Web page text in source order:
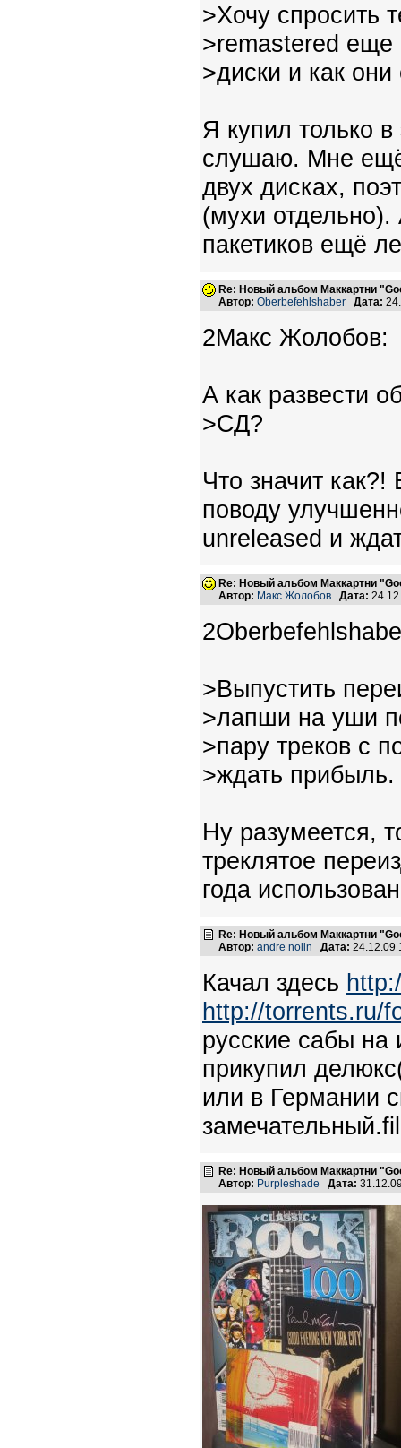
>Хочу спросить
>remastered еще
>диски и как
Я купил только
слушаю. Мне ещё
двух дисках,
(мухи отдельно).
пакетиков ещё
Re: Новый альбом Маккартни
Автор: Oberbefehlshaber Дата:
2Макс Жолобов:
А как развести
>СД?
Что значит
поводу
unreleased и
Re: Новый альбом Маккартни
Автор: Макс Жолобов Дата:
>Выпустить
>лапши на уши
>пару треков с
>ждать прибыль.
Ну разумеется,
треклятое
года
Re: Новый альбом Маккартни
Автор: andre nolin Дата:
Качал здесь
http://torrents.ru/
русские сабы на
прикупил
или в Германии
Re: Новый альбом Маккартни
Автор: Purpleshade Дата: